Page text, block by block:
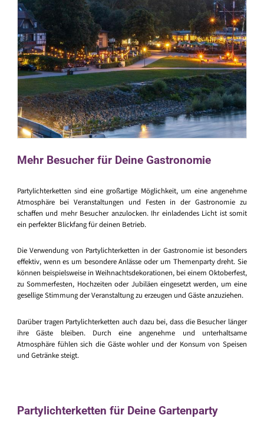
Mehr Besucher für Deine Gastronomie
Partylichterketten sind eine großartige Möglichkeit, um eine angenehme
Atmosphäre bei Veranstaltungen und Festen in der Gastronomie zu
schaffen und mehr Besucher anzulocken. Ihr einladendes Licht ist somit
ein perfekter Blickfang für deinen Betrieb.
Die Verwendung von Partylichterketten in der Gastronomie ist besonders
effektiv, wenn es um besondere Anlässe oder um Themenparty dreht. Sie
können beispielsweise in Weihnachtsdekorationen, bei einem Oktoberfest,
zu Sommerfesten, Hochzeiten oder Jubiläen eingesetzt werden, um eine
gesellige Stimmung der Veranstaltung zu erzeugen und Gäste anzuziehen.
Darüber tragen Partylichterketten auch dazu bei, dass die Besucher länger
ihre Gäste bleiben. Durch eine angenehme und unterhaltsame
Atmosphäre fühlen sich die Gäste wohler und der Konsum von Speisen
und Getränke steigt.
Partylichterketten für Deine Gartenparty